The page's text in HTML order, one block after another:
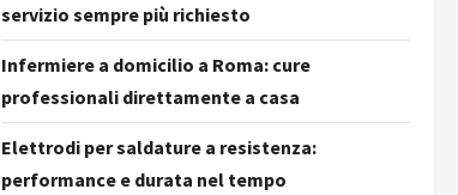
servizio sempre più richiesto
Infermiere a domicilio a Roma: cure
professionali direttamente a casa
Elettrodi per saldature a resistenza:
performance e durata nel tempo